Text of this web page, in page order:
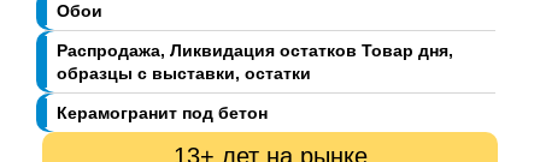
Обои
Распродажа, Ликвидация остатков Товар дня,
образцы с выставки, остатки
Керамогранит под бетон
13+ лет на рынке